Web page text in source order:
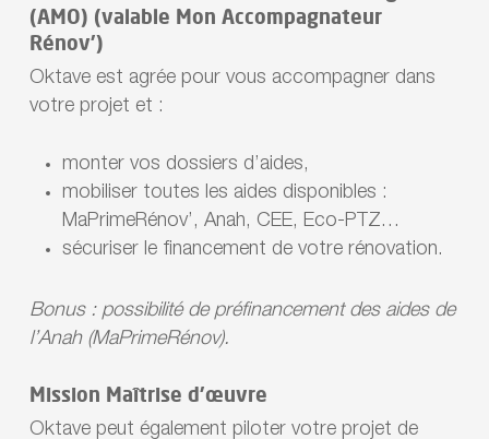
(AMO) (valable Mon Accompagnateur
Rénov’)
Oktave est agrée pour vous accompagner dans
votre projet et :
monter vos dossiers d’aides,
mobiliser toutes les aides disponibles :
MaPrimeRénov’, Anah, CEE, Eco-PTZ…
sécuriser le financement de votre rénovation.
Bonus : possibilité de préfinancement des aides de
l’Anah (MaPrimeRénov).
Mission Maîtrise d’œuvre
Oktave peut également piloter votre projet de